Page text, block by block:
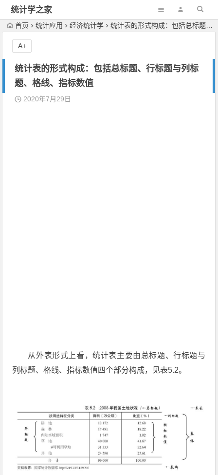
统计学之家
首页 统计应用 经济统计学 统计表的形式构成：包括总标题、行标题与列标题、格线、指标数值
统计表的形式构成：包括总标题、行标题与列标
题、格线、指标数值
2020年7月29日
从外表形式上看，统计表主要由总标题、行标题与
列标题、格线、指标数值四个部分构成，见表5.2。
A+